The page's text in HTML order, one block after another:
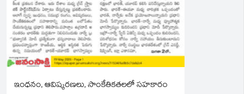
ఇంధనం, ఆవిష్కరణలు, సాంకేతికతలలో సహకారం